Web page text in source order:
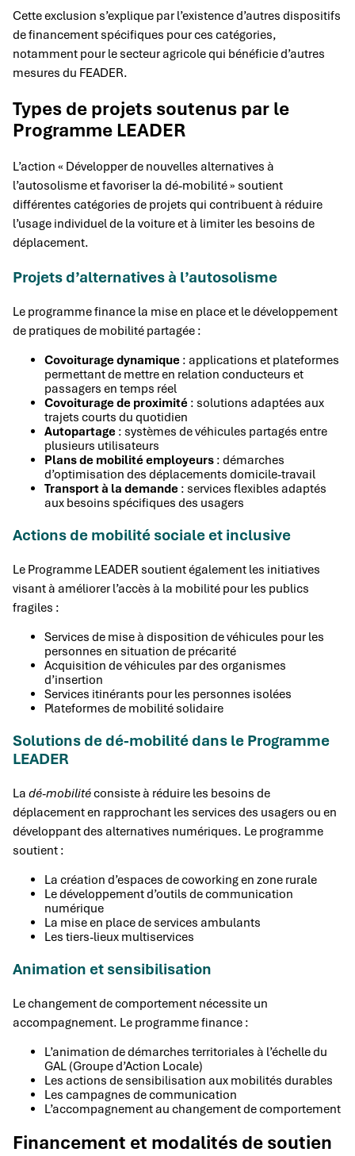
Cette exclusion s’explique par l’existence d’autres dispositifs
de financement spécifiques pour ces catégories,
notamment pour le secteur agricole qui bénéficie d’autres
mesures du FEADER.
Types de projets soutenus par le
Programme LEADER
L’action « Développer de nouvelles alternatives à
l’autosolisme et favoriser la dé-mobilité » soutient
différentes catégories de projets qui contribuent à réduire
l’usage individuel de la voiture et à limiter les besoins de
déplacement.
Projets d’alternatives à l’autosolisme
Le programme finance la mise en place et le développement
de pratiques de mobilité partagée :
Covoiturage dynamique : applications et plateformes
permettant de mettre en relation conducteurs et
passagers en temps réel
Covoiturage de proximité : solutions adaptées aux
trajets courts du quotidien
Autopartage : systèmes de véhicules partagés entre
plusieurs utilisateurs
Plans de mobilité employeurs : démarches
d’optimisation des déplacements domicile-travail
Transport à la demande : services flexibles adaptés
aux besoins spécifiques des usagers
Actions de mobilité sociale et inclusive
Le Programme LEADER soutient également les initiatives
visant à améliorer l’accès à la mobilité pour les publics
fragiles :
Services de mise à disposition de véhicules pour les
personnes en situation de précarité
Acquisition de véhicules par des organismes
d’insertion
Services itinérants pour les personnes isolées
Plateformes de mobilité solidaire
Solutions de dé-mobilité dans le Programme
LEADER
La dé-mobilitéconsiste à réduire les besoins de
déplacement en rapprochant les services des usagers ou en
développant des alternatives numériques. Le programme
soutient :
La création d’espaces de coworking en zone rurale
Le développement d’outils de communication
numérique
La mise en place de services ambulants
Les tiers-lieux multiservices
Animation et sensibilisation
Le changement de comportement nécessite un
accompagnement. Le programme finance :
L’animation de démarches territoriales à l’échelle du
GAL (Groupe d’Action Locale)
Les actions de sensibilisation aux mobilités durables
Les campagnes de communication
L’accompagnement au changement de comportement
Financement et modalités de soutien